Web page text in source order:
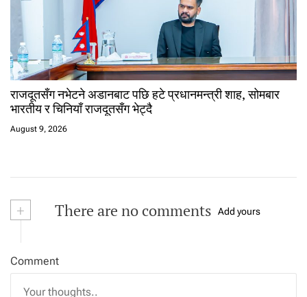
राजदूतसँग नभेटने अडानबाट पछि हटे प्रधानमन्त्री शाह, सोमबार
भारतीय र चिनियाँ राजदूतसँग भेट्दै
August 9, 2026
+ There are no comments Add yours
Comment